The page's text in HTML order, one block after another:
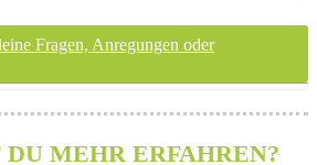
Fragen, Anregungen oder
MEHR ERFAHREN?